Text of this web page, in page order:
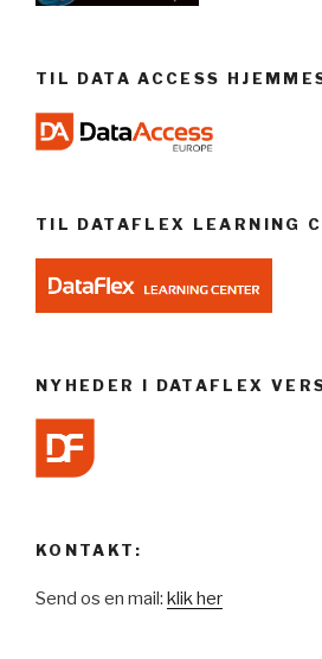
TIL DATA ACCESS
TIL DATAFLEX LEARNING
NYHEDER I DATAFLEX
KONTAKT:
Send os en mail: klik her